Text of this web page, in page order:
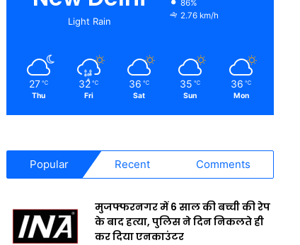
Light Rain
86%
2.76 km/h
27 ℃
Thu
32 ℃
Fri
36 ℃
Sat
35 ℃
Sun
36 ℃
Mon
Popular Recent Comments
मुजफ्फरनगर में 6 साल की बच्ची की रेप
के बाद हत्या, पुलिस ने दिन निकलते ही
कर दिया एनकाउंटर